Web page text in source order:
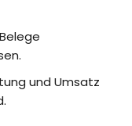
und Umsatz